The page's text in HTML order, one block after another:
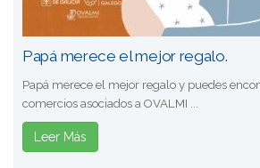
Papá merece el mejor regalo.
Papá merece el mejor regalo y puedes
comercios asociados a OVALMI ...
Leer Más